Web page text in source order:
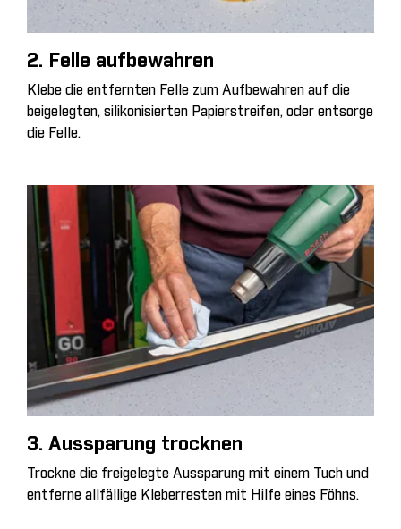
2. Felle aufbewahren
Klebe die entfernten Felle zum Aufbewahren auf die
beigelegten, silikonisierten Papierstreifen, oder entsorge
die Felle.
3. Aussparung trocknen
Trockne die freigelegte Aussparung mit einem Tuch und
entferne allfällige Kleberresten mit Hilfe eines Föhns.